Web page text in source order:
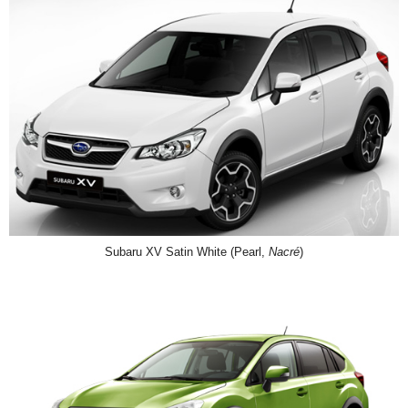
Subaru XV Satin White (Pearl, Nacré)